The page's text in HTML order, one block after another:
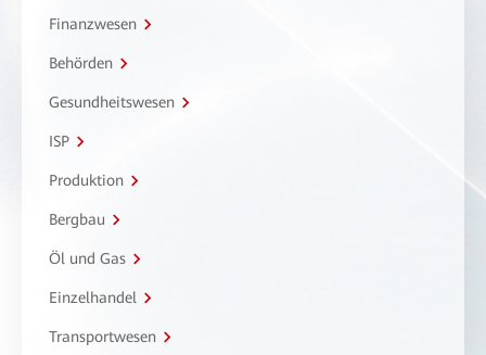
Finanzwesen
Behörden
Gesundheitswesen
ISP
Produktion
Bergbau
Öl und Gas
Einzelhandel
Transportwesen